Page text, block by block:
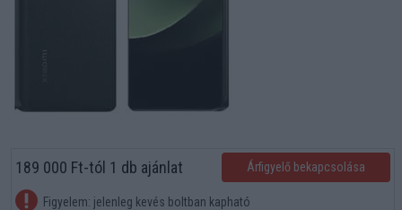
189 000 Ft-tól 1 db ajánlat Árfigyelő bekapcsolása
Figyelem: jelenleg kevés boltban kapható